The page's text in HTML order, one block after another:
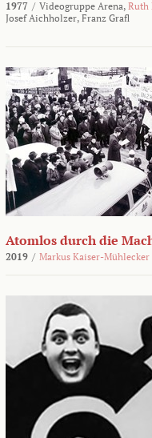
1977 / Videogruppe Arena, Ruth
Josef Aichholzer, Franz Grafl
Atomlos durch die
2019 / Markus Kaiser-Mühlecker